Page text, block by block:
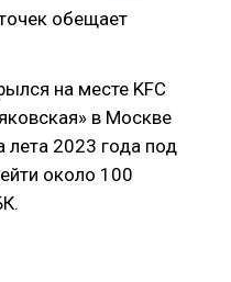
обещает
на месте KFC
в Москве
лета 2023 года под
около 100